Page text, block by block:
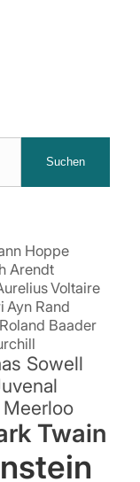
Suchen
Hoppe
Arendt
Voltaire
Ayn Rand
Roland Baader
Sowell
Twain